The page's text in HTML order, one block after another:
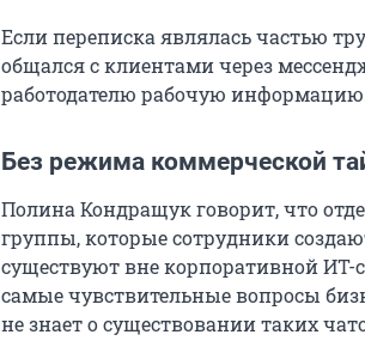
Если переписка являлась частью
общался с клиентами через
работодателю рабочую
Без режима коммерческой
Полина Кондращук говорит, что
группы, которые сотрудники
существуют вне корпоративной
самые чувствительные вопросы
не знает о существовании таких